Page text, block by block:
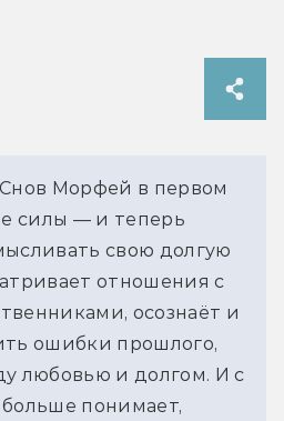
Морфей в первом
силы — и теперь
свою долгую
отношения с
осознаёт и
ошибки прошлого,
любовью и долгом. И с
понимает,